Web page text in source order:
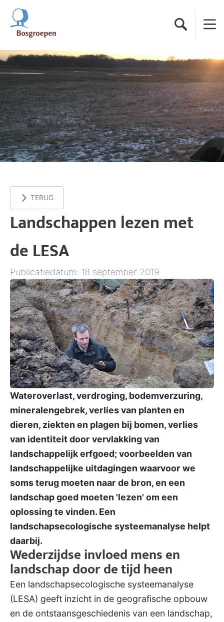
Ga naar de startpagina
Zoeken Menu
TERUG
Landschappen lezen met
de LESA
Publicatiedatum: 18 september 2019
Wateroverlast, verdroging, bodemverzuring,
mineralengebrek, verlies van planten en
dieren, ziekten en plagen bij bomen, verlies
van identiteit door vervlakking van
landschappelijk erfgoed; voorbeelden van
landschappelijke uitdagingen waarvoor we
soms terug moeten naar de bron, en een
landschap goed moeten 'lezen' om een
oplossing te vinden. Een
landschapsecologische systeemanalyse helpt
daarbij.
Wederzijdse invloed mens en
landschap door de tijd heen
Een landschapsecologische systeemanalyse
(LESA) geeft inzicht in de geografische opbouw
en de ontstaansgeschiedenis van een landschap,